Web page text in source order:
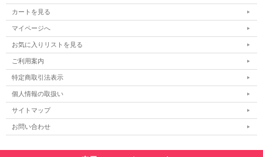
カートを見る
マイページへ
お気に入りリストを見る
ご利用案内
特定商取引法表示
個人情報の取扱い
サイトマップ
お問い合わせ